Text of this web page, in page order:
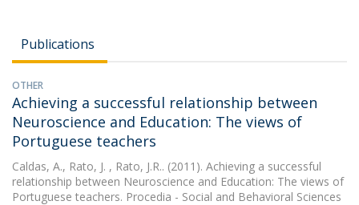
Publications
OTHER
Achieving a successful relationship between
Neuroscience and Education: The views of
Portuguese teachers
Caldas, A., Rato, J. , Rato, J.R.. (2011). Achieving a successful
relationship between Neuroscience and Education: The views of
Portuguese teachers. Procedia - Social and Behavioral Sciences